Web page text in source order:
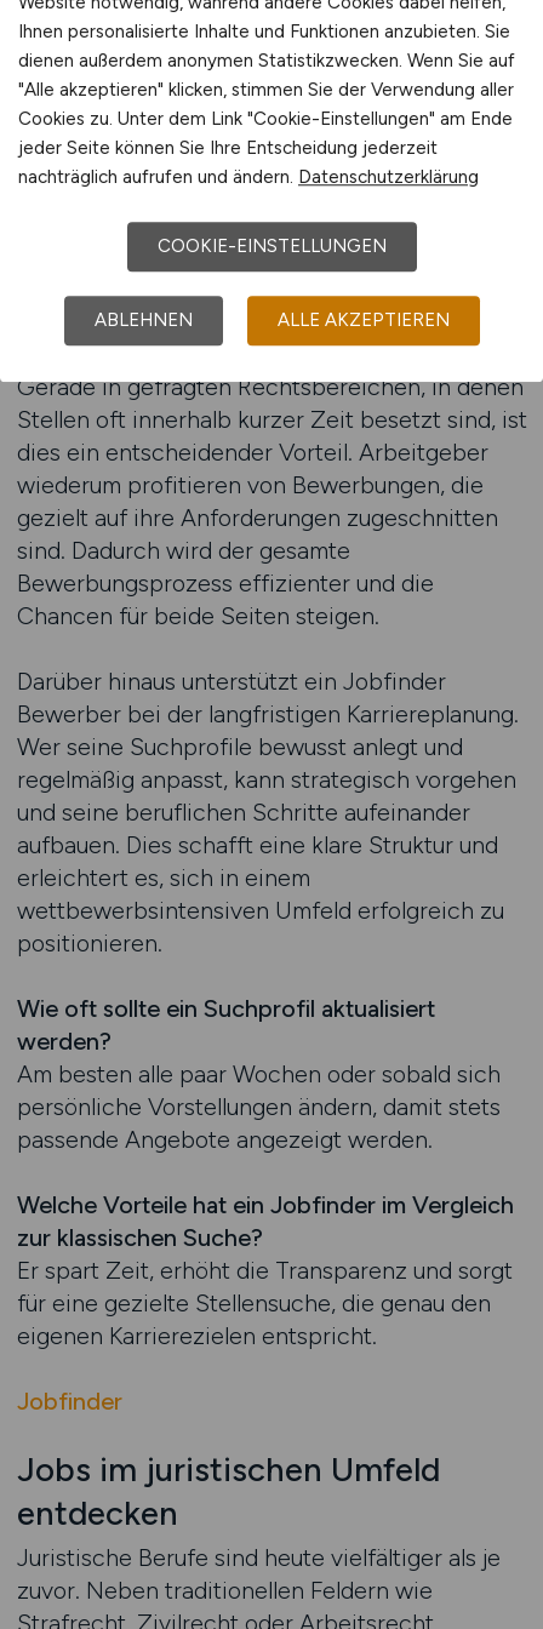
spart Zeit und erhöht die Effizienz der
Stellensuche erheblich. Besonders für Juristen
mit klaren Spezialisierungen ist es von Vorteil,
wenn nur relevante Anzeigen angezeigt
werden, die den persönlichen Vorstellungen
entsprechen.
Ein weiterer Vorteil liegt in der Aktualität der
Ergebnisse. Wer sein Profil regelmäßig pflegt,
erhält automatisch Benachrichtigungen über
neue Angebote und kann so schneller reagieren.
Gerade in gefragten Rechtsbereichen, in denen
Stellen oft innerhalb kurzer Zeit besetzt sind, ist
dies ein entscheidender Vorteil. Arbeitgeber
wiederum profitieren von Bewerbungen, die
gezielt auf ihre Anforderungen zugeschnitten
sind. Dadurch wird der gesamte
Bewerbungsprozess effizienter und die
Chancen für beide Seiten steigen.
Darüber hinaus unterstützt ein Jobfinder
Bewerber bei der langfristigen Karriereplanung.
Wer seine Suchprofile bewusst anlegt und
regelmäßig anpasst, kann strategisch vorgehen
und seine beruflichen Schritte aufeinander
aufbauen. Dies schafft eine klare Struktur und
erleichtert es, sich in einem
wettbewerbsintensiven Umfeld erfolgreich zu
positionieren.
Wie oft sollte ein Suchprofil aktualisiert
werden?
Am besten alle paar Wochen oder sobald sich
persönliche Vorstellungen ändern, damit stets
passende Angebote angezeigt werden.
Welche Vorteile hat ein Jobfinder im Vergleich
zur klassischen Suche?
Er spart Zeit, erhöht die Transparenz und sorgt
für eine gezielte Stellensuche, die genau den
eigenen Karrierezielen entspricht.
Jobfinder
Jobs im juristischen Umfeld
entdecken
Juristische Berufe sind heute vielfältiger als je
zuvor. Neben traditionellen Feldern wie
Strafrecht, Zivilrecht oder Arbeitsrecht
Ihnen personalisierte Inhalte und Funktionen anzubieten. Sie
dienen außerdem anonymen Statistikzwecken. Wenn Sie auf
"Alle akzeptieren" klicken, stimmen Sie der Verwendung aller
Cookies zu. Unter dem Link "Cookie-Einstellungen" am Ende
jeder Seite können Sie Ihre Entscheidung jederzeit
nachträglich aufrufen und ändern. Datenschutzerklärung
COOKIE-EINSTELLUNGEN
ABLEHNEN ALLE AKZEPTIEREN